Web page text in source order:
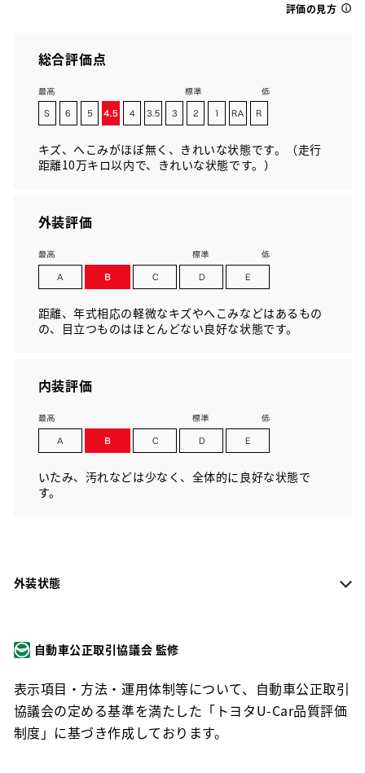
評価の見方
総合評価点
キズ、へこみがほぼ無く、きれいな状態です。（走行
距離10万キロ以内で、きれいな状態です。）
外装評価
距離、年式相応の軽微なキズやへこみなどはあるもの
の、目立つものはほとんどない良好な状態です。
内装評価
いたみ、汚れなどは少なく、全体的に良好な状態で
す。
外装状態
自動車公正取引協議会 監修
表示項目・方法・運用体制等について、自動車公正取引
協議会の定める基準を満たした「トヨタU-Car品質評価
制度」に基づき作成しております。